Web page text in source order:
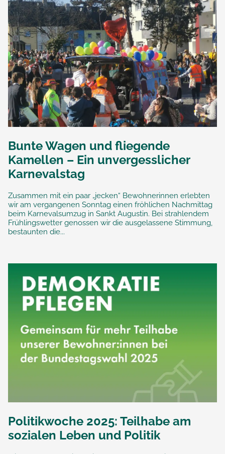
Bunte Wagen und fliegende
Kamellen – Ein unvergesslicher
Karnevalstag
Zusammen mit ein paar „jecken“ Bewohnerinnen erlebten
wir am vergangenen Sonntag einen fröhlichen Nachmittag
beim Karnevalsumzug in Sankt Augustin. Bei strahlendem
Frühlingswetter genossen wir die ausgelassene Stimmung,
bestaunten die...
Politikwoche 2025: Teilhabe am
sozialen Leben und Politik